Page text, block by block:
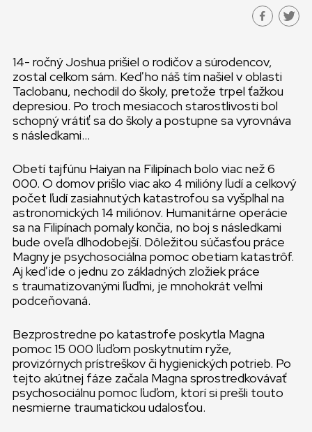
14- ročný Joshua prišiel o rodičov a súrodencov,
zostal celkom sám. Keď ho náš tím našiel v oblasti
Taclobanu, nechodil do školy, pretože trpel ťažkou
depresiou. Po troch mesiacoch starostlivosti bol
schopný vrátiť sa do školy a postupne sa vyrovnáva
s následkami…
Obetí tajfúnu Haiyan na Filipínach bolo viac než 6
000. O domov prišlo viac ako 4 milióny ľudí a celkový
počet ľudí zasiahnutých katastrofou sa vyšplhal na
astronomických 14 miliónov. Humanitárne operácie
sa na Filipínach pomaly končia, no boj s následkami
bude oveľa dlhodobejší. Dôležitou súčasťou práce
Magny je psychosociálna pomoc obetiam katastrôf.
Aj keď ide o jednu zo základných zložiek práce
s traumatizovanými ľuďmi, je mnohokrát veľmi
podceňovaná.
Bezprostredne po katastrofe poskytla Magna
pomoc 15 000 ľuďom poskytnutím ryže,
provizórnych prístreškov či hygienických potrieb. Po
tejto akútnej fáze začala Magna sprostredkovávať
psychosociálnu pomoc ľuďom, ktorí si prešli touto
nesmierne traumatickou udalosťou.